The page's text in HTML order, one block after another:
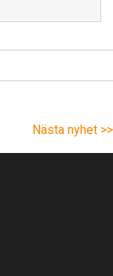
Nästa nyhet >>